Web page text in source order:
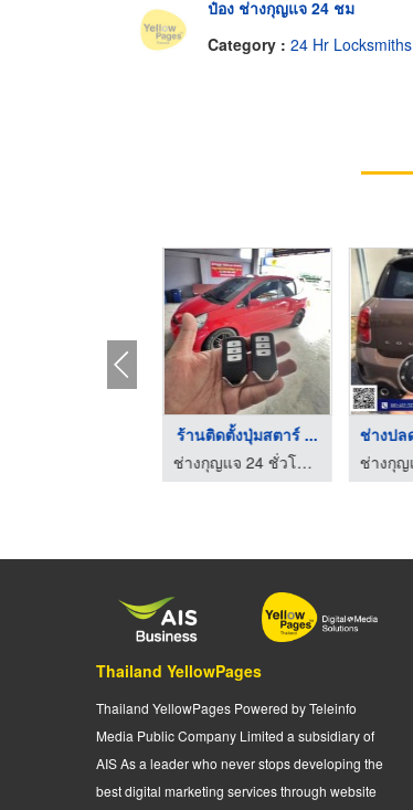
ป๋อง ช่างกุญแจ 24 ชม
Category : 24 Hr Locksmiths
ร้านติดตั้งปุ่มสตาร์ ...
ช่างกุญแจ 24 ชั่วโมง ชลบุรี - คีย์ 24
Thailand YellowPages
Thailand YellowPages Powered by Teleinfo
Media Public Company Limited a subsidiary of
AIS As a leader who never stops developing the
best digital marketing services through website